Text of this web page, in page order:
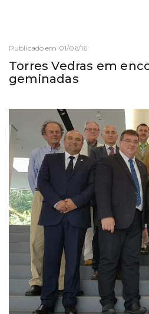
Publicado em 01/06/16
Torres Vedras em
geminadas